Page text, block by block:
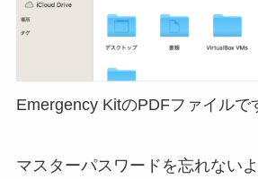
Emergency KitのPDFファイルで
マスターパスワードを忘れない